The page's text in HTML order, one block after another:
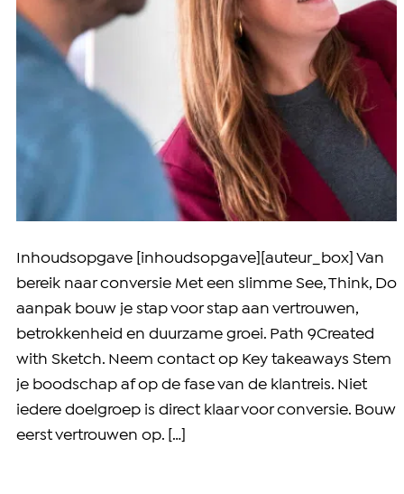
Inhoudsopgave [inhoudsopgave][auteur_box] Van
bereik naar conversie Met een slimme See, Think, Do
aanpak bouw je stap voor stap aan vertrouwen,
betrokkenheid en duurzame groei. Path 9Created
with Sketch. Neem contact op Key takeaways Stem
je boodschap af op de fase van de klantreis. Niet
iedere doelgroep is direct klaar voor conversie. Bouw
eerst vertrouwen op. […]